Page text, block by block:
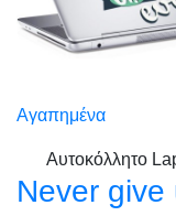
Αγαπημένα
Αυτοκόλλητο
Never give